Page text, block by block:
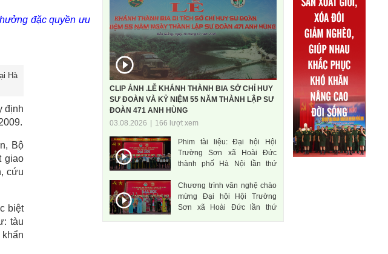
đặc quyền ưu
Hà
định
Bộ
giao
cứu
biệt
tàu
CLIP ẢNH .LỄ KHÁNH THÀNH BIA SỞ CHỈ HUY
SƯ ĐOÀN VÀ KỶ NIỆM 55 NĂM THÀNH LẬP SƯ
ĐOÀN 471 ANH HÙNG
03.08.2026
166 lượt xem
Phim tài liệu: Đại hội Hội
Trường Sơn xã Hoài Đức
thành phố Hà Nội lần thứ
Chương trình văn nghệ chào
mừng Đại hội Hội Trường
Sơn xã Hoài Đức lần thứ